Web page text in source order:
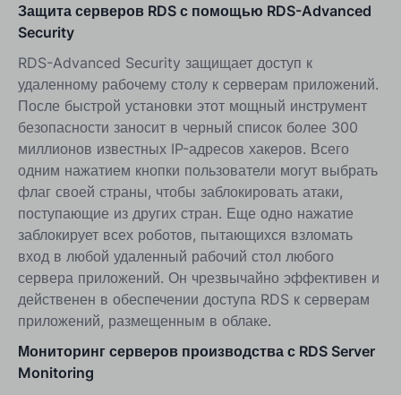
Защита серверов RDS с помощью RDS-Advanced
Security
RDS-Advanced Security защищает доступ к
удаленному рабочему столу к серверам приложений.
После быстрой установки этот мощный инструмент
безопасности заносит в черный список более 300
миллионов известных IP-адресов хакеров. Всего
одним нажатием кнопки пользователи могут выбрать
флаг своей страны, чтобы заблокировать атаки,
поступающие из других стран. Еще одно нажатие
заблокирует всех роботов, пытающихся взломать
вход в любой удаленный рабочий стол любого
сервера приложений. Он чрезвычайно эффективен и
действенен в обеспечении доступа RDS к серверам
приложений, размещенным в облаке.
Мониторинг серверов производства с RDS Server
Monitoring